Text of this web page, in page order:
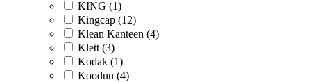
KING (1)
Kingcap (12)
Klean Kanteen (4)
Klett (3)
Kodak (1)
Kooduu (4)